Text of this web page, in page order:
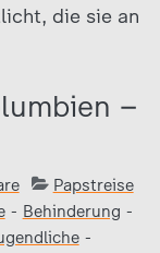
die sie an
–
Papstreise
- Behinderung -
-